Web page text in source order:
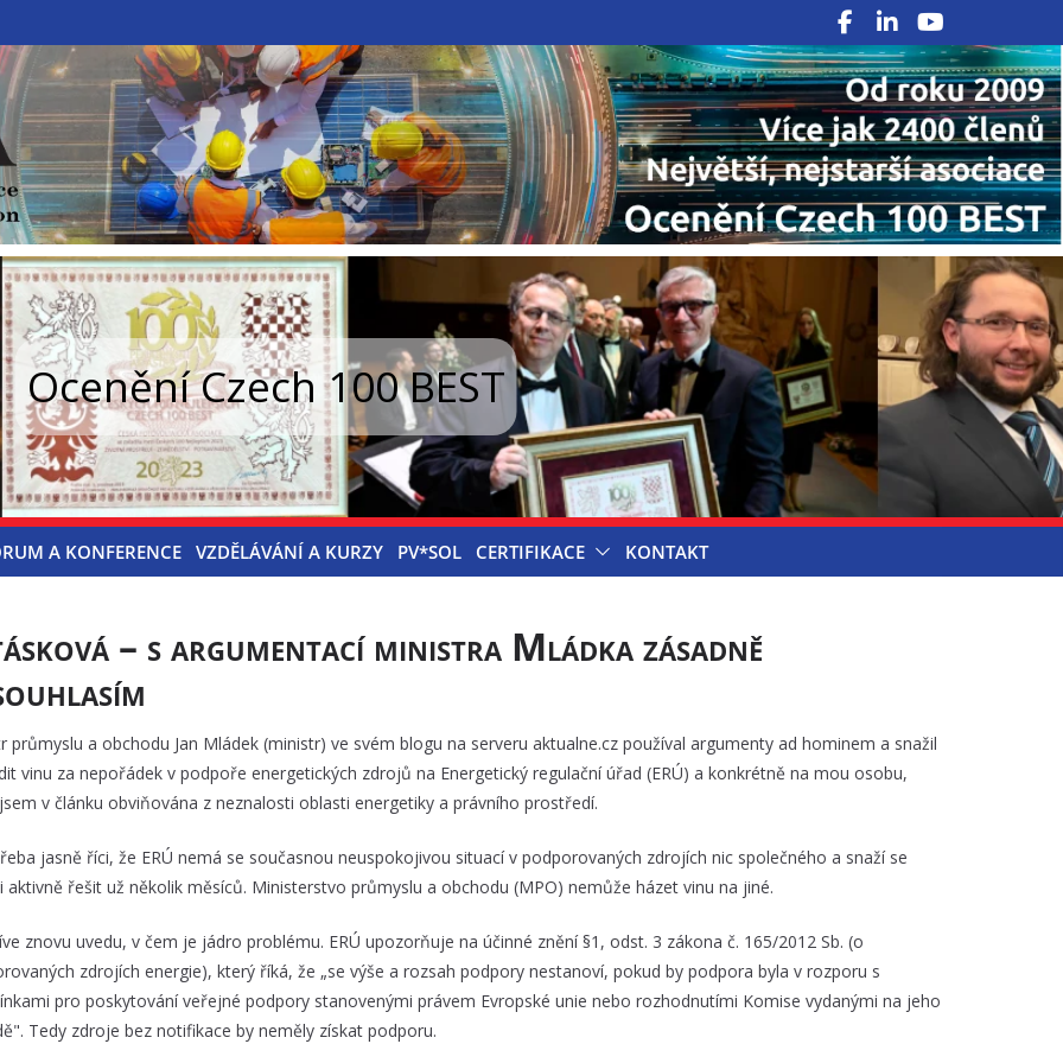
Ocenění Czech 100 BEST
A KONFERENCE VZDĚLÁVÁNÍ A KURZY PV*SOL CERTIFIKACE KONTAKT
– s argumentací ministra Mládka zásadně
průmyslu a obchodu Jan Mládek (ministr) ve svém blogu na serveru aktualne.cz používal argumenty ad hominem a snažil
vinu za nepořádek v podpoře energetických zdrojů na Energetický regulační úřad (ERÚ) a konkrétně na mou osobu,
v článku obviňována z neznalosti oblasti energetiky a právního prostředí.
jasně říci, že ERÚ nemá se současnou neuspokojivou situací v podporovaných zdrojích nic společného a snaží se
aktivně řešit už několik měsíců. Ministerstvo průmyslu a obchodu (MPO) nemůže házet vinu na jiné.
znovu uvedu, v čem je jádro problému. ERÚ upozorňuje na účinné znění §1, odst. 3 zákona č. 165/2012 Sb. (o
zdrojích energie), který říká, že „se výše a rozsah podpory nestanoví, pokud by podpora byla v rozporu s
pro poskytování veřejné podpory stanovenými právem Evropské unie nebo rozhodnutími Komise vydanými na jeho
Tedy zdroje bez notifikace by neměly získat podporu.